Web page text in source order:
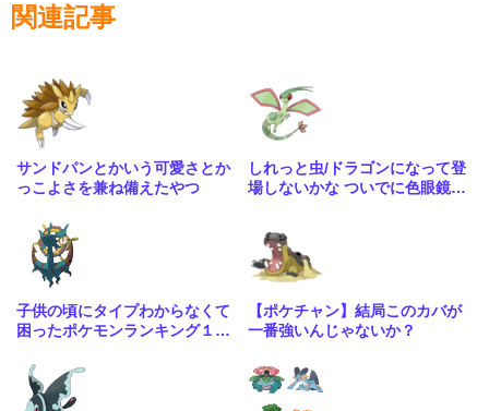
関連記事
サンドパンとかいう可愛さとか
っこよさを兼ね備えたやつ
しれっと虫/ドラゴンになって登
場しないかな ついでに色眼鏡辺
子供の頃にタイプわからなくて
困ったポケモンランキング１位
【ポケチャン】結局このカバが
一番強いんじゃないか？